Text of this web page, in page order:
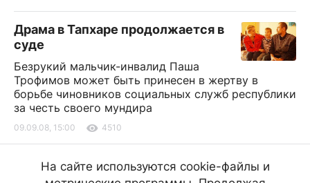
Драма в Тапхаре продолжается в
суде
Безрукий мальчик-инвалид Паша
Трофимов может быть принесен в жертву в
борьбе чиновников социальных служб республики
за честь своего мундира
09.09.08, 15:00 4510
Байкал сдадут в аренду
На сайте используются cookie-файлы и